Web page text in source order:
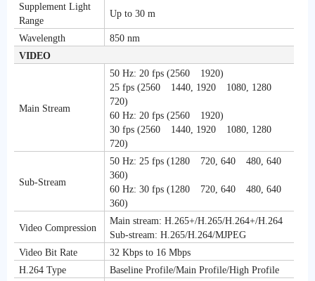
Supplement Light
Range
Up to 30 m
Wavelength
850 nm
VIDEO
Main Stream
50 Hz: 20 fps (2560 1920)
25 fps (2560 1440, 1920 1080, 1280
720)
60 Hz: 20 fps (2560 1920)
30 fps (2560 1440, 1920 1080, 1280
720)
Sub-Stream
50 Hz: 25 fps (1280 720, 640 480, 640
360)
60 Hz: 30 fps (1280 720, 640 480, 640
360)
Video Compression
Main stream: H.265+/H.265/H.264+/H.264
Sub-stream: H.265/H.264/MJPEG
Video Bit Rate
32 Kbps to 16 Mbps
H.264 Type
Baseline Profile/Main Profile/High Profile